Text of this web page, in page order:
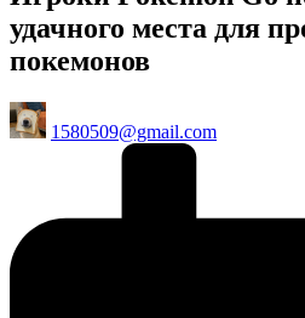
удачного места для
покемонов
Posted
by
1580509@gmail.com